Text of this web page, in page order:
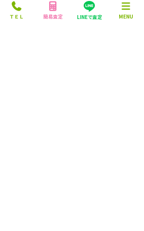
ＴＥＬ 簡易査定 LINEで査定 MENU